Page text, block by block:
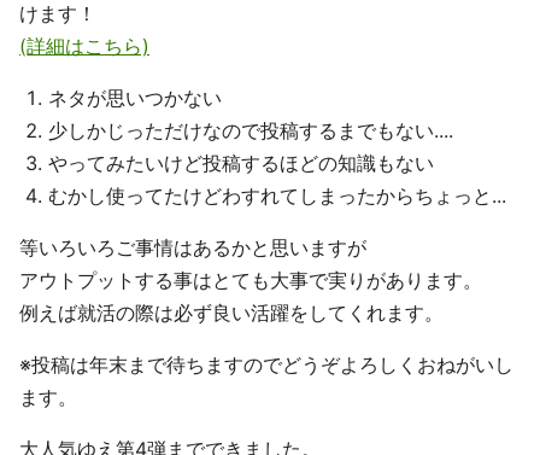
けます！
(詳細はこちら)
ネタが思いつかない
少しかじっただけなので投稿するまでもない....
やってみたいけど投稿するほどの知識もない
むかし使ってたけどわすれてしまったからちょっと...
等いろいろご事情はあるかと思いますが
アウトプットする事はとても大事で実りがあります。
例えば就活の際は必ず良い活躍をしてくれます。
※投稿は年末まで待ちますのでどうぞよろしくおねがいし
ます。
大人気ゆえ第4弾までできました。